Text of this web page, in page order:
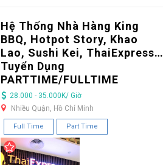
Hệ Thống Nhà Hàng King
BBQ, Hotpot Story, Khao
Lao, Sushi Kei, ThaiExpress…
Tuyển Dụng
PARTTIME/FULLTIME
28.000 - 35.000K/ Giờ
Nhiều Quận, Hồ Chí Minh
Full Time Part Time